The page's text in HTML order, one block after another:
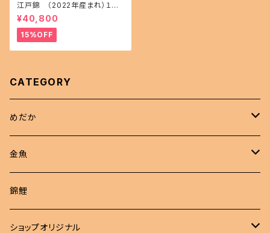
江戸錦 （2022年産まれ）１５
㎝前後 オス1 メス1(現物出品) i
kahoff AA-1114-32457-a
¥40,800
15%OFF
CATEGORY
めだか
現物商品
成魚
若魚
非選別商品
成魚
金魚
ピンポンパール
現物出品
江戸錦
錦鯉
ショップオリジナル